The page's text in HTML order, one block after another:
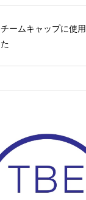
チームキャップに使
た